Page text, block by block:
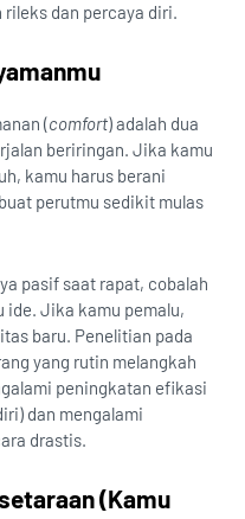
dan percaya diri.
(comfort) adalah dua
beriringan. Jika kamu
kamu harus berani
perutmu sedikit mulas
pasif saat rapat, cobalah
ide. Jika kamu pemalu,
baru. Penelitian pada
yang rutin melangkah
peningkatan efikasi
dan mengalami
drastis.
(Kamu